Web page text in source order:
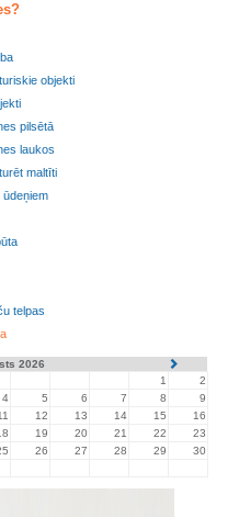
objekti
pilsētā
laukos
maltīti
ūdeņiem
telpas
2026
1
2
4 5 6 7 8
9
12 13 14 15
16
19 20 21 22
23
26 27 28 29
30